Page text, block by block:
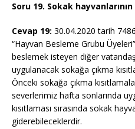
Soru 19. Sokak
Cevap 19: 30.04.2020 tarih
“Hayvan Besleme Grubu
beslemek isteyen diğer
uygulanacak sokağa çıkma
Önceki sokağa çıkma
severlerimiz hafta sonlarında
kısıtlaması sırasında sokak
giderebileceklerdir.